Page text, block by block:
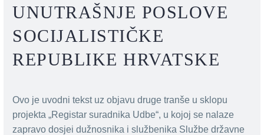
UNUTRAŠNJE POSLOVE
SOCIJALISTIČKE
REPUBLIKE HRVATSKE
Ovo je uvodni tekst uz objavu druge tranše u sklopu
projekta „Registar suradnika Udbe“, u kojoj se nalaze
zapravo dosjei dužnosnika i službenika Službe državne